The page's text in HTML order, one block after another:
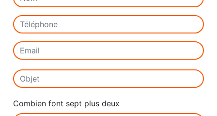
Combien font sept plus deux